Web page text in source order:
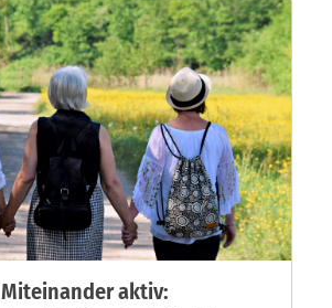
Miteinander aktiv: